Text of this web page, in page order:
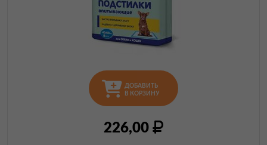
ДОБАВИТЬ
В КОРЗИНУ
226,00